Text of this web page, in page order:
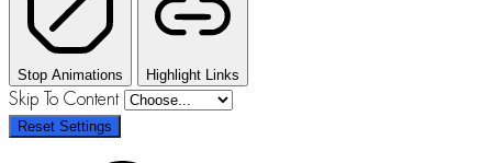
Stop Animations Highlight Links
Skip To Content
Reset Settings